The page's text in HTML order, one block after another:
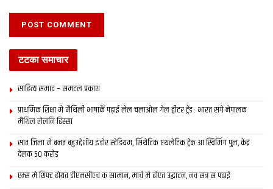
लेखक नार्वे मे रहैत छथि आ साहित्यर अनुरागी छथि
Tags: Maithili Film
टटका समाचार
साहित्य समाद – समटल प्रकाश
प्राथमिक शि‍क्षा मे मैथि‍ली भाषाकेँ पढ़ाई लेल चलाओल गेल ट्वीटर ट्रेंड : भारत संगे नेपालक
मैथिल लेलनि हिस्सा
सात जिला मे बनत बहुउद्देशीय इंडोर स्‍टेडि‍यम, सिंथेटिक एथलेटिक ट्रेक आ स्विमिंग पुल, केंद्र
देलक 50 करोड़
एम्स मे शिफ्ट होयत डीएमसीएच क सामान, मार्च मे होएत उद्घाटन, नव सत्र स पढाई